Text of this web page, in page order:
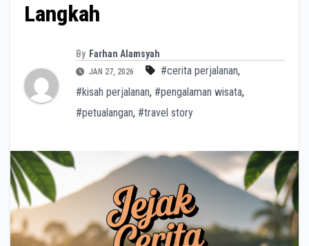
Langkah
By Farhan Alamsyah
JAN 27, 2026 #cerita perjalanan,
#kisah perjalanan, #pengalaman wisata,
#petualangan, #travel story